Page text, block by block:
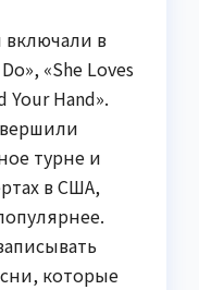
в
«She Loves
Your Hand».
турне и
в США,
которые